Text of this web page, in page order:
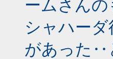
ームさん
シャハー
があった‥